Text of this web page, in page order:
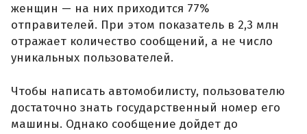
женщин — на них приходится 77%
отправителей. При этом показатель в 2,3 млн
отражает количество сообщений, а не число
уникальных пользователей.
Чтобы написать автомобилисту, пользователю
достаточно знать государственный номер его
машины. Однако сообщение дойдет до